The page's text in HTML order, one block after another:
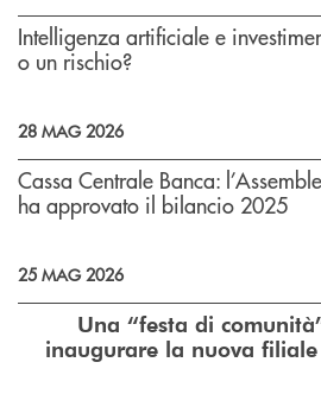
Intelligenza artificiale e
o un rischio?
28 MAG 2026
Cassa Centrale Banca:
ha approvato il bilancio 2025
25 MAG 2026
Una “festa di
inaugurare la nuova